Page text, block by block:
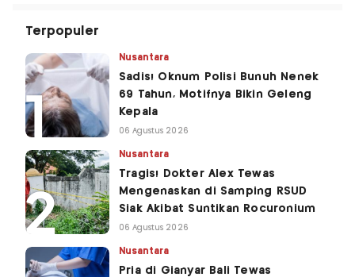
Terpopuler
Nusantara
Sadis! Oknum Polisi Bunuh Nenek
69 Tahun, Motifnya Bikin Geleng
Kepala
06 Agustus 2026
Nusantara
Tragis! Dokter Alex Tewas
Mengenaskan di Samping RSUD
Siak Akibat Suntikan Rocuronium
06 Agustus 2026
Nusantara
Pria di Gianyar Bali Tewas